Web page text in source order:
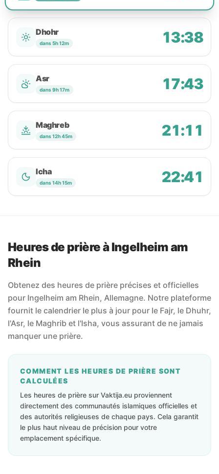
Dhohr
dans 5h 12m 13:38
Asr
dans 9h 17m 17:43
Maghreb
dans 12h 45m 21:11
Icha
dans 14h 15m 22:41
Heures de prière à Ingelheim am
Rhein
Obtenez des heures de prière précises et officielles
pour Ingelheim am Rhein, Allemagne. Notre plateforme
fournit le calendrier le plus à jour pour le Fajr, le Dhuhr,
l'Asr, le Maghrib et l'Isha, vous assurant de ne jamais
manquer une prière.
COMMENT LES HEURES DE PRIÈRE SONT
CALCULÉES
Les heures de prière sur Vaktija.eu proviennent
directement des communautés islamiques officielles et
des autorités religieuses de chaque pays. Cela garantit
le plus haut niveau de précision pour votre
emplacement spécifique.